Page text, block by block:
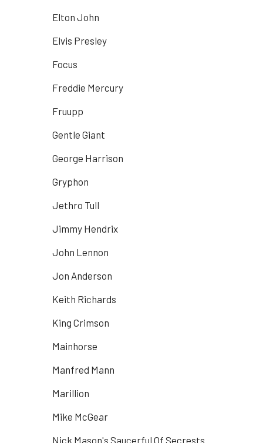
Elton John
Elvis Presley
Focus
Freddie Mercury
Fruupp
Gentle Giant
George Harrison
Gryphon
Jethro Tull
Jimmy Hendrix
John Lennon
Jon Anderson
Keith Richards
King Crimson
Mainhorse
Manfred Mann
Marillion
Mike McGear
Nick Mason's Saucerful Of Secrests